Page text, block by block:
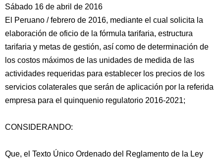
Sábado 16 de abril de 2016
El Peruano / febrero de 2016, mediante el cual solicita la
elaboración de oficio de la fórmula tarifaria, estructura
tarifaria y metas de gestión, así como de determinación de
los costos máximos de las unidades de medida de las
actividades requeridas para establecer los precios de los
servicios colaterales que serán de aplicación por la referida
empresa para el quinquenio regulatorio 2016-2021;
CONSIDERANDO:
Que, el Texto Único Ordenado del Reglamento de la Ley